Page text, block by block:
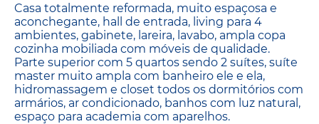
Casa totalmente reformada, muito espaçosa e
aconchegante, hall de entrada, living para 4
ambientes, gabinete, lareira, lavabo, ampla copa
cozinha mobiliada com móveis de qualidade.
Parte superior com 5 quartos sendo 2 suítes, suíte
master muito ampla com banheiro ele e ela,
hidromassagem e closet todos os dormitórios com
armários, ar condicionado, banhos com luz natural,
espaço para academia com aparelhos.